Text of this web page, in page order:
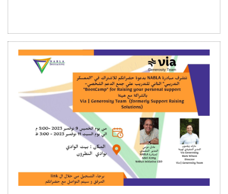
المعسكر التدريبي الثاني للتدريب علي جمع الدعم الشخصي
تتشرف مبادرة NABLA بدعوة حضراتكم للاشتراك في "
المعسكر التدريبي الثاني للتدريب علي جمع الدعم الشخصي